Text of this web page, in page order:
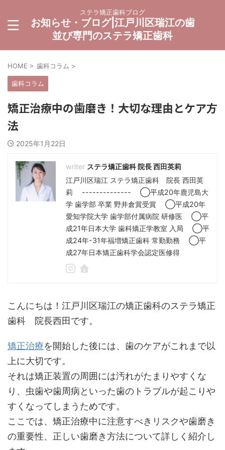
ステラ矯正歯科ブログ
お知らせ・ブログ|江戸川区瑞江の歯
並び専門のステラ矯正歯科
HOME > 歯科コラム >
歯科コラム
矯正治療中の歯磨き！大切な理由とケア方
法
2025年1月22日
ステラ矯正歯科 院長 西田英莉
江戸川区瑞江 ステラ矯正歯科 院長 西田英
莉 -------------- ◯平成20年鹿児島大
学 歯学部 卒業 野井倉賞受賞 ◯平成20年
愛知学院大学 歯学部付属病院 研修医 ◯平
成21年日本大学 歯科矯正学教室 入局 ◯平
成24年-31年福増矯正歯科 常勤勤務 ◯平
成27年日本矯正歯科学会認定医修得
こんにちは！江戸川区瑞江の矯正歯科のステラ矯正
歯科 院長西田です。
矯正治療を開始した後には、歯のケアがこれまで以
上に大切です。
それは矯正装置の周囲には汚れがたまりやすくな
り、虫歯や歯周病といった歯のトラブルが起こりや
すくなってしまうためです。
ここでは、矯正治療中に注意すべきリスクや歯磨き
の重要性、正しい歯磨き方法について詳しく紹介し